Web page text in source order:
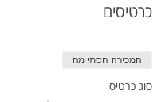
כרטיסים
המכירה הסתיימה
סוג כרטיס